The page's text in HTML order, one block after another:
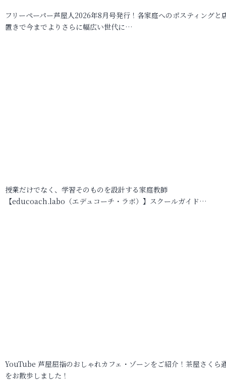
フリーペーパー芦屋人2026年8月号発行！各家庭へのポスティングと
置きで今までよりさらに幅広い世代に…
授業だけでなく、学習そのものを設計する家庭教師
【educoach.labo（エデュコーチ・ラボ）】スクールガイド…
YouTube 芦屋屈指のおしゃれカフェ・ゾーンをご紹介！茶屋さくら
をお散歩しました！